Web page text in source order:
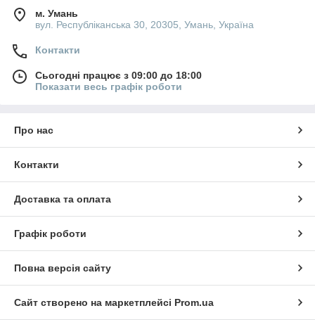
м. Умань
вул. Республіканська 30, 20305, Умань, Україна
Контакти
Сьогодні працює з 09:00 до 18:00
Показати весь графік роботи
Про нас
Контакти
Доставка та оплата
Графік роботи
Повна версія сайту
Сайт створено на маркетплейсі Prom.ua